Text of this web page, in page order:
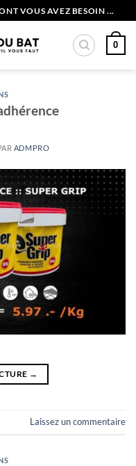
VOUS AVEZ BESOIN ...
0
ADMPRO
→
Laissez un commentaire